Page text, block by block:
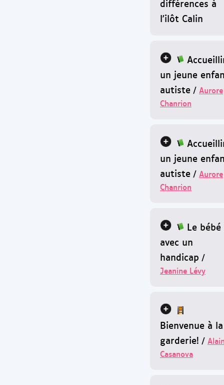
l'ilôt Calin
un jeune
autiste / Aurore
Chanrion
un jeune
autiste / Aurore
Chanrion
Le bébé
avec un
handicap /
Jeanine Lévy
Bienvenue à la
garderie! /
Casanova